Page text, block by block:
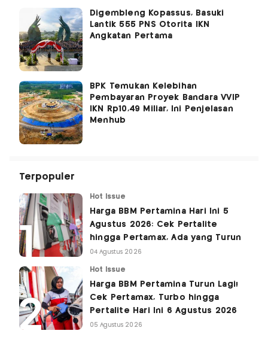
Digembleng Kopassus, Basuki
Lantik 555 PNS Otorita IKN
Angkatan Pertama
BPK Temukan Kelebihan
Pembayaran Proyek Bandara VVIP
IKN Rp10,49 Miliar, Ini Penjelasan
Menhub
Terpopuler
Hot Issue
Harga BBM Pertamina Hari Ini 5
Agustus 2026: Cek Pertalite
hingga Pertamax, Ada yang Turun
04 Agustus 2026
Hot Issue
Harga BBM Pertamina Turun Lagi!
Cek Pertamax, Turbo hingga
Pertalite Hari Ini 6 Agustus 2026
05 Agustus 2026